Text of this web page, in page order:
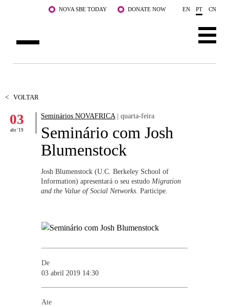
Saltar para o conteúdo principalNOVA SBE TODAY DONATE NOW EN PT CN
DOCENTES E INVESTIGAÇÃO
COMUNIDADE
WHAT'S HAPPENING
< VOLTAR
03
abr '19
Seminários NOVAFRICA| quarta-feira
Seminário com Josh
Blumenstock
Josh Blumenstock (U.C. Berkeley School of
Information) apresentará o seu estudo Migration
and the Value of Social Networks . Participe.
De
03 abril 2019 14:30
Ate